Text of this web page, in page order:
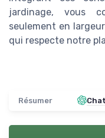
jardinage, vous
seulement en
qui respecte notre
Résumer